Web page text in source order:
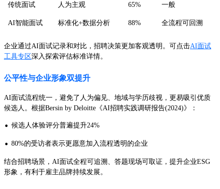
传统面试 人为主观 65% 一般
AI智能面试 标准化+数据分析 88% 全流程可回溯
企业通过AI面试记录和对比，招聘决策更加客观透明。可点击AI面试
工具专区深入探索评估标准详情。
公平性与企业形象双提升
AI面试流程统一，避免了人为偏见、地域与学历歧视，更易吸引优质
候选人。根据Bersin by Deloitte《AI招聘实践调研报告(2024)》：
· 候选人体验评分普遍提升24%
· 80%的受访者表示更愿意加入流程透明的企业
结合招聘场景，AI面试全程可追溯、答题现场可取证，提升企业ESG
形象，有利于雇主品牌持续发展。